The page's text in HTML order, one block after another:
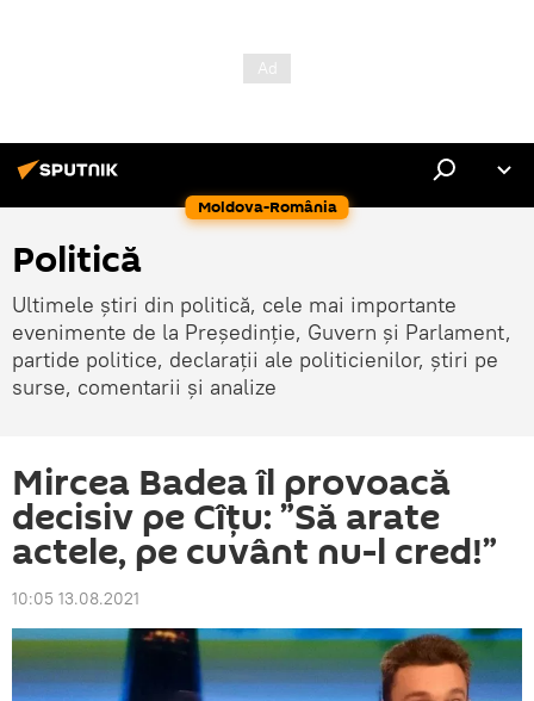
Moldova-România
Politică
Ultimele știri din politică, cele mai importante
evenimente de la Președinție, Guvern și Parlament,
partide politice, declarații ale politicienilor, știri pe
surse, comentarii și analize
Mircea Badea îl provoacă
decisiv pe Cîțu: ”Să arate
actele, pe cuvânt nu-l cred!”
10:05 13.08.2021